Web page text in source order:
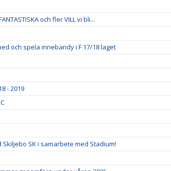
och fler VILL vi bli...
och spela innebandy i F 17/18 laget
- 2019
SK i samarbete med Stadium!